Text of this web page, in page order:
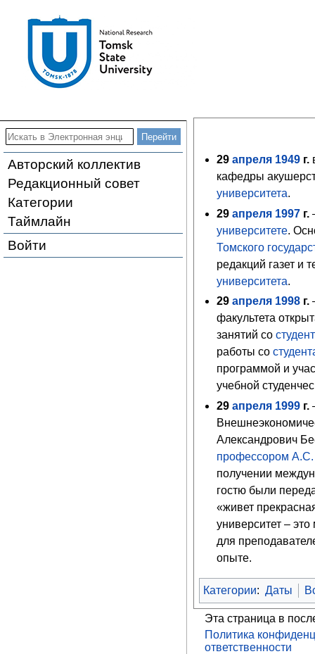
Авторский коллектив
Редакционный совет
Категории
Таймлайн
Войти
29 апреля 1949 г.
кафедры
университета.
29 апреля 1997 г.
университете.
Томского
редакций газет и
университета.
29 апреля 1998 г.
факультета
занятий со
работы со
программой и
учебной
29 апреля 1999 г.
Александрович
профессором А.С.
получении
гостю были
«живет
университет –
для
опыте.
Категории: Даты
Эта страница в
Политика
ответственности